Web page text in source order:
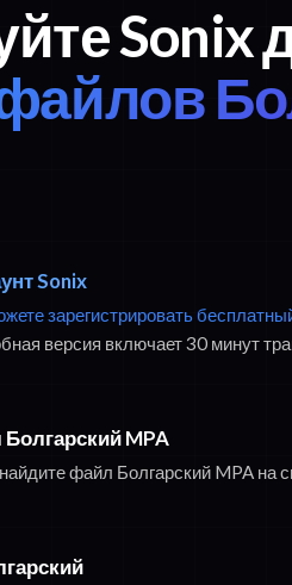
Sonix
Sonix
зарегистрировать
версия включает 30 минут
MPA
файл Болгарский MPA на